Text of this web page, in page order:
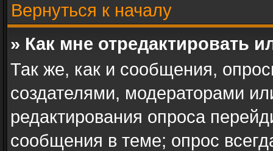
Вернуться к началу
» Как мне отредактировать
Так же, как и сообщения,
создателями, модераторами
редактирования опроса
сообщения в теме; опрос